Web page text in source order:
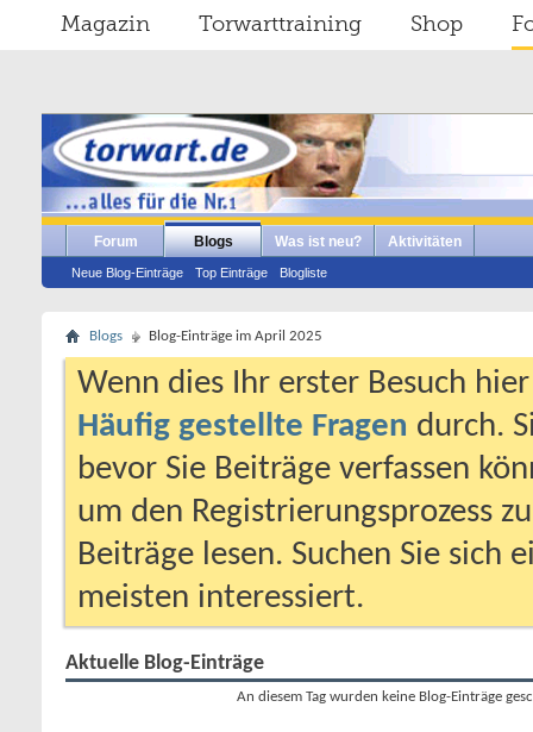
Magazin Torwarttraining Shop
Forum Blogs
Neue Blog-Einträge Top Einträge Blogliste
Was ist neu? Aktivitäten
Blogs Blog-Einträge im April 2025
Wenn dies Ihr erster Besuch
Häufig gestellte Fragen durch.
bevor Sie Beiträge verfassen
um den Registrierungsprozess
Beiträge lesen. Suchen Sie sich
meisten interessiert.
Aktuelle Blog-Einträge
An diesem Tag wurden keine Blog-Einträge